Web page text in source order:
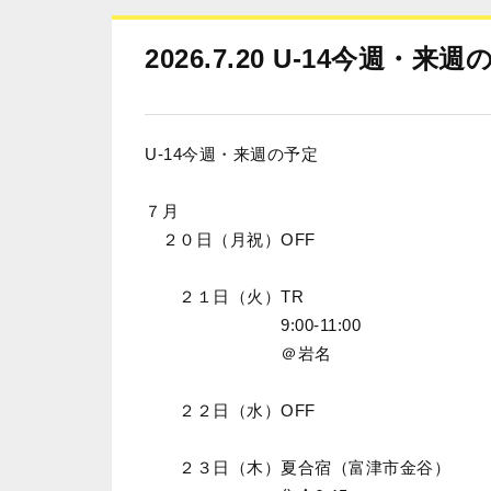
2026.7.20 U-14今週・来週
U-14今週・来週の予定
７月
２０日（月祝）OFF
２１日（火）TR
9:00-11:00
＠岩名
２２日（水）OFF
２３日（木）夏合宿（富津市金谷）